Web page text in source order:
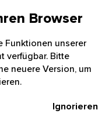
Browser
Funktionen unserer
verfügbar. Bitte
neuere Version, um
Ignorieren